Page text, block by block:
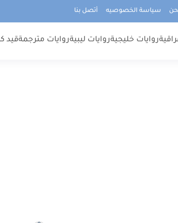
سياسة الخصوصيه أتصل بنا
روايات خليجيةروايات ليبيةروايات مترجمةقيد